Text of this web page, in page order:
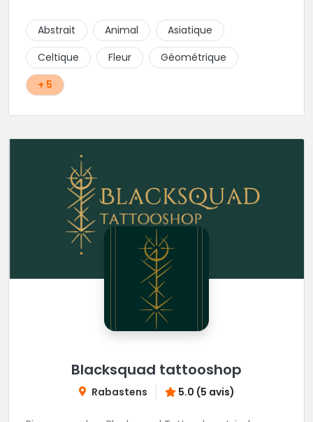
Géométriques ou encore lignes fines.
Abstrait Animal
Asiatique
Celtique
Fleur
Géométrique
+ 5
Blacksquad tattooshop
Rabastens 5.0 (5 avis)